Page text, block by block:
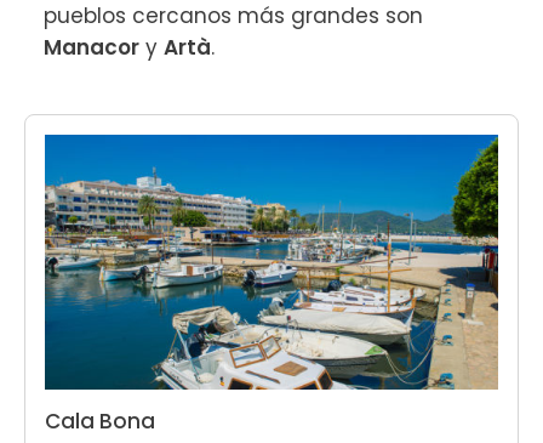
Manacor y Artà.
Cala Bona